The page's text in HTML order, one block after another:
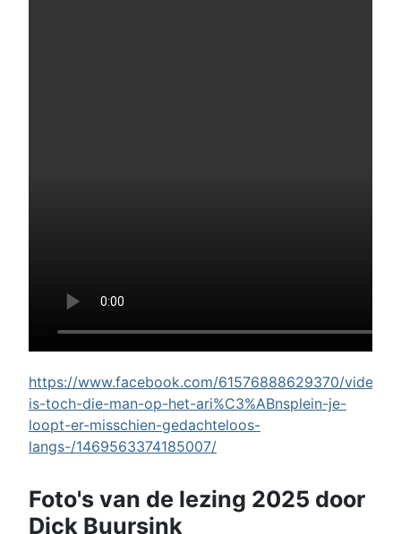
https://www.facebook.com/61576888629370/videos/
is-toch-die-man-op-het-ari%C3%ABnsplein-je-
loopt-er-misschien-gedachteloos-
langs-/1469563374185007/
Foto's van de lezing 2025 door
Dick Buursink